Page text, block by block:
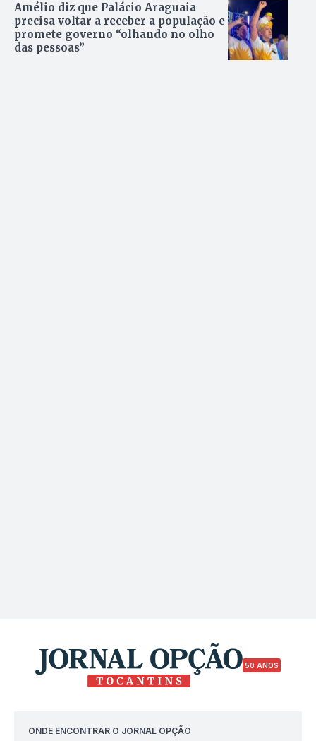
Amélio diz que Palácio Araguaia
precisa voltar a receber a população e
promete governo “olhando no olho
das pessoas”
50 ANOS
ONDE ENCONTRAR O JORNAL OPÇÃO